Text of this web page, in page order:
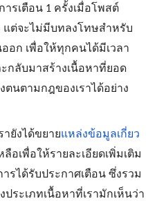
รเตือน 1 ครั้งเมื่อโพสต์
แต่จะไม่มีบทลงโทษสำหรับ
อก เพื่อให้ทุกคนได้มีเวลา
ลับมาสร้างเนื้อหาที่ยอด
นตามกฎของเราได้อย่าง
ยังได้ขยายแหล่งข้อมูลเกี่ยว
อเพื่อให้รายละเอียดเพิ่มเติม
รได้รับประกาศเตือน ซึ่งรวม
ระเภทเนื้อหาที่เรามักเห็นว่า